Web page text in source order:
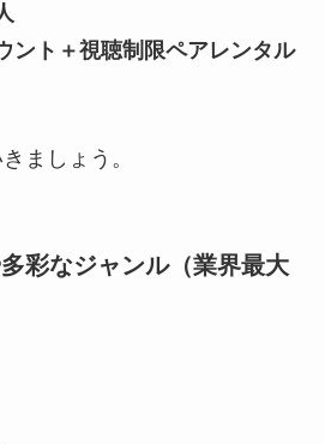
ント＋視聴制限ペアレンタル
ましょう。
彩なジャンル（業界最大